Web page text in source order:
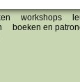
workshops
boeken en